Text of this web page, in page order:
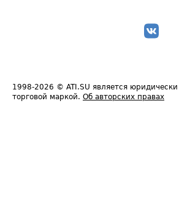
1998-2026 © ATI.SU является
торговой маркой. Об авторских правах